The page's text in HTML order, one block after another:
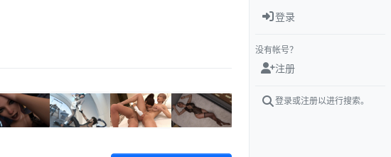
登录
没有帐号？
注册
登录或注册以进行搜索。